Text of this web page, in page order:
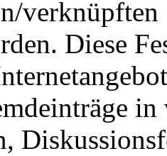
verknüpften
Diese